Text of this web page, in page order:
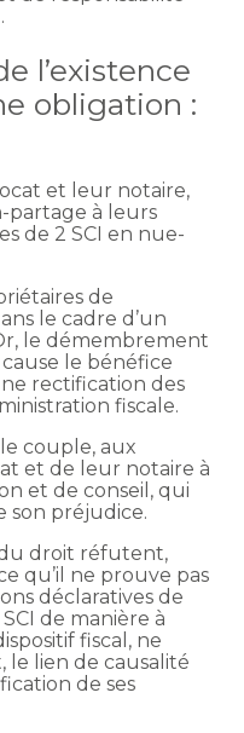
l’existence
obligation :
et leur notaire,
partage à leurs
de 2 SCI en nue-
de
le cadre d’un
le démembrement
cause le bénéfice
rectification des
fiscale.
couple, aux
et de leur notaire à
et de conseil, qui
son préjudice.
du droit réfutent,
qu’il ne prouve pas
déclaratives de
de manière à
fiscal, ne
le lien de causalité
de ses